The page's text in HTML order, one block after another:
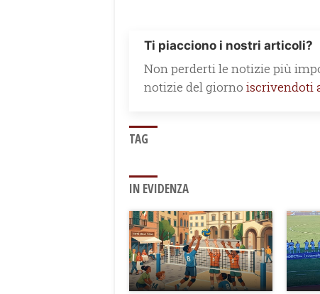
Ti piacciono i nostri articoli?
Non perderti le notizie più
notizie del giorno iscrivendoti
TAG
IN EVIDENZA